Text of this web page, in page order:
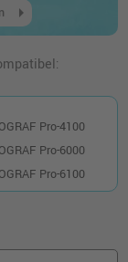
arrow_right
Pro-4100
Pro-6000
Pro-6100